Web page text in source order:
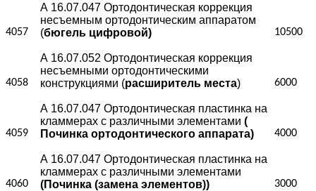
4057
А 16.07.047 Ортодонтическая коррекция
несъемным ортодонтическим аппаратом
(бюгель цифровой) 10500
4058
А 16.07.052 Ортодонтическая коррекция
несъемными ортодонтическими
конструкциями (расширитель места) 6000
4059
А 16.07.047 Ортодонтическая пластинка на
кламмерах с различными элементами (
Починка ортодонтического аппарата)
4000
4060
А 16.07.047 Ортодонтическая пластинка на
кламмерах с различными элементами
(Починка (замена элементов))
3000